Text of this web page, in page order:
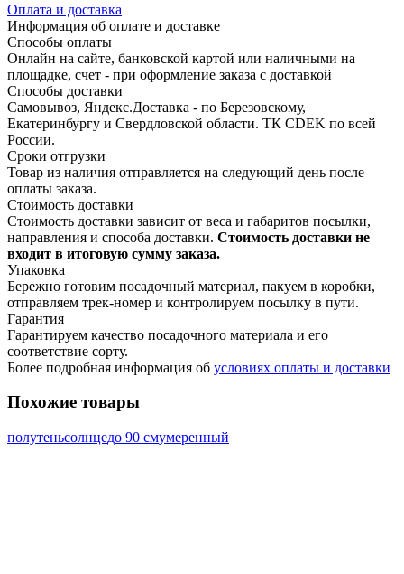
Оплата и доставка
Информация об оплате и доставке
Способы оплаты
Онлайн на сайте, банковской картой или наличными на
площадке, счет - при оформление заказа с доставкой
Способы доставки
Самовывоз, Яндекс.Доставка - по Березовскому,
Екатеринбургу и Свердловской области. ТК CDEK по всей
России.
Сроки отгрузки
Товар из наличия отправляется на следующий день после
оплаты заказа.
Стоимость доставки
Стоимость доставки зависит от веса и габаритов посылки,
направления и способа доставки. Стоимость доставки не
входит в итоговую сумму заказа.
Упаковка
Бережно готовим посадочный материал, пакуем в коробки,
отправляем трек-номер и контролируем посылку в пути.
Гарантия
Гарантируем качество посадочного материала и его
соответствие сорту.
Более подробная информация об условиях оплаты и доставки
Похожие товары
полутеньсолнцедо 90 смумеренный